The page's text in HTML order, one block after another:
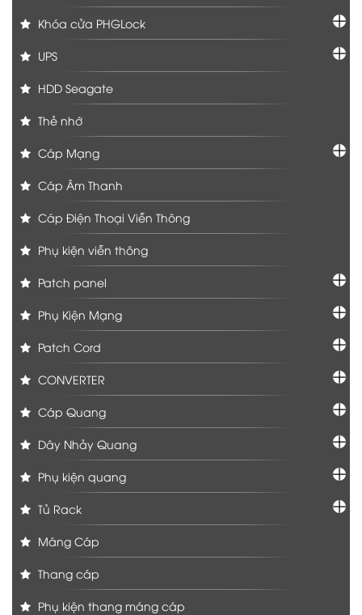
Khóa cửa PHGLock
UPS
HDD Seagate
Thẻ nhớ
Cáp Mạng
Cáp Âm Thanh
Cáp Điện Thoại Viễn Thông
Phụ kiện viễn thông
Patch panel
Phụ Kiện Mạng
Patch Cord
CONVERTER
Cáp Quang
Dây Nhảy Quang
Phụ kiện quang
Tủ Rack
Máng Cáp
Thang cáp
Phụ kiện thang máng cáp